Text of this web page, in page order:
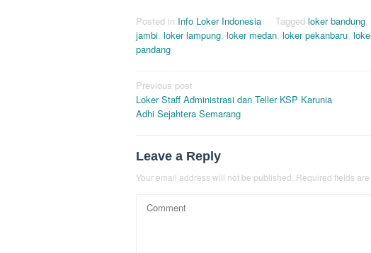
Posted in Info Loker Indonesia Tagged loker bandung,
jambi, loker lampung, loker medan, loker pekanbaru,
pandang
Post
navigation
Previous post
Loker Staff Administrasi dan Teller KSP Karunia
Adhi Sejahtera Semarang
Leave a Reply
Your email address will not be published. Required fields